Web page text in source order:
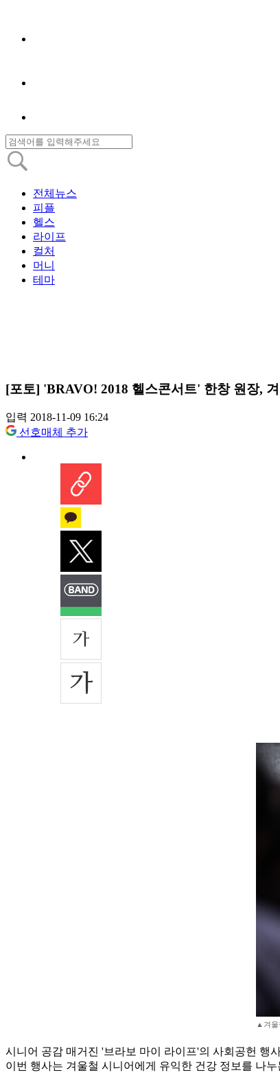
전체뉴스
피플
헬스
라이프
컬처
머니
테마
[포토] 'BRAVO! 2018 헬스콘서트' 한창 원장,
입력 2018-11-09 16:24
선호매체 추가
▲겨울
시니어 공감 매거진 '브라보 마이 라이프'의 사회공헌 행
이번 행사는 겨울철 시니어에게 유익한 건강 정보를 나